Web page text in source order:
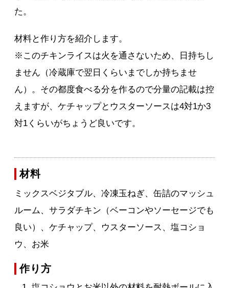
た。
材料と作り方を紹介します。
※このチキンライスは火を通さないため、日持ちし
ません（冷蔵庫で翌日くらいまでしか持ちませ
ん）。その都度食べる分を作るので分量の記載は控
えますが、ケチャップとウスターソースは4対1か3
対1くらいがちょうど良いです。
材料
ミックスベジタブル、冷凍玉ねぎ、缶詰のマッシュ
ルーム、サラダチキン（ベーコンやソーセージでも
良い）、ケチャップ、ウスターソース、塩コショ
ウ、お米
作り方